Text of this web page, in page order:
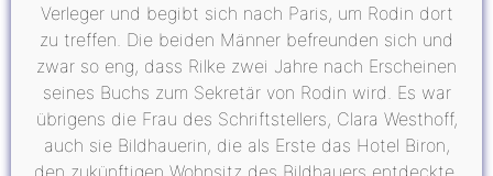
Verleger und begibt sich nach Paris, um Rodin dort
zu treffen. Die beiden Männer befreunden sich und
zwar so eng, dass Rilke zwei Jahre nach Erscheinen
seines Buchs zum Sekretär von Rodin wird. Es war
übrigens die Frau des Schriftstellers, Clara Westhoff,
auch sie Bildhauerin, die als Erste das Hotel Biron,
den zukünftigen Wohnsitz des Bildhauers entdeckte,